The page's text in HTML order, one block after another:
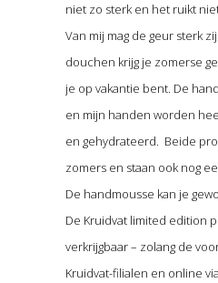
niet zo sterk en het ruikt
Van mij mag de geur sterk
douchen krijg je zomerse
je op vakantie bent. De
en mijn handen worden
en gehydrateerd. Beide
zomers en staan ook nog
De handmousse kan je
De Kruidvat limited edition
verkrijgbaar – zolang de
Kruidvat-filialen en online via